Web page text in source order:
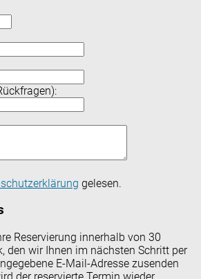
gelesen.
Reservierung innerhalb von 30
den wir Ihnen im nächsten Schritt per
E-Mail-Adresse zusenden